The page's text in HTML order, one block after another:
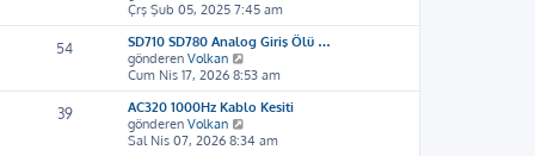
e
g
ö
r
n
t
ü
e
s
a
j
g
ö
r
n
o
n
m
s
a
j
g
Çrş Şub 05, 2025 7:45 am
54
SD710 SD780 Analog Giriş Ölü …
gönderen Volkan
o
n
m
s
Cum Nis 17, 2026 8:53 am
39
AC320 1000Hz Kablo Kesiti
gönderen Volkan
o
Sal Nis 07, 2026 8:34 am